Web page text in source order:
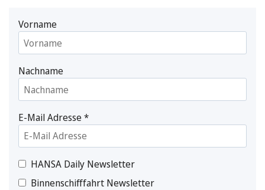
Vorname
Nachname
E-Mail Adresse*
HANSA Daily Newsletter
Binnenschifffahrt Newsletter